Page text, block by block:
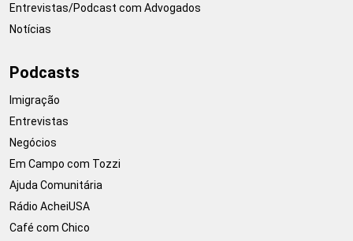
Entrevistas/Podcast com Advogados
Notícias
Podcasts
Imigração
Entrevistas
Negócios
Em Campo com Tozzi
Ajuda Comunitária
Rádio AcheiUSA
Café com Chico